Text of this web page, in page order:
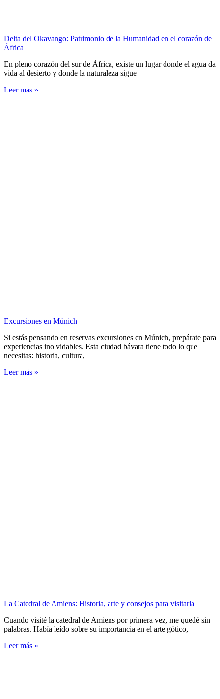
Delta del Okavango: Patrimonio de la Humanidad en el corazón de
África
En pleno corazón del sur de África, existe un lugar donde el agua da
vida al desierto y donde la naturaleza sigue
Leer más »
Excursiones en Múnich
Si estás pensando en reservas excursiones en Múnich, prepárate para
experiencias inolvidables. Esta ciudad bávara tiene todo lo que
necesitas: historia, cultura,
Leer más »
La Catedral de Amiens: Historia, arte y consejos para visitarla
Cuando visité la catedral de Amiens por primera vez, me quedé sin
palabras. Había leído sobre su importancia en el arte gótico,
Leer más »